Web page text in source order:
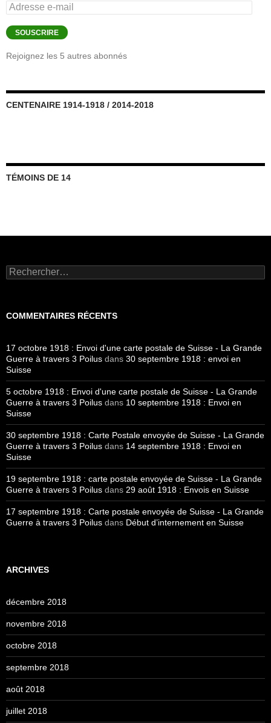
Adresse
e-
mail
SOUSCRIRE
Rejoignez les 5 autres abonnés
CENTENAIRE 1914-1918 / 2014-2018
TÉMOINS DE 14
Rechercher :
COMMENTAIRES RÉCENTS
17 octobre 1918 : Envoi d'une carte postale de Suisse - La Grande
Guerre à travers 3 Poilus dans 30 septembre 1918 : envoi en
Suisse
5 octobre 1918 : Envoi d'une carte postale de Suisse - La Grande
Guerre à travers 3 Poilus dans 10 septembre 1918 : Envoi en
Suisse
30 septembre 1918 : Carte Postale envoyée de Suisse - La Grande
Guerre à travers 3 Poilus dans 14 septembre 1918 : Envoi en
Suisse
19 septembre 1918 : carte postale envoyée de Suisse - La Grande
Guerre à travers 3 Poilus dans 29 août 1918 : Envois en Suisse
17 septembre 1918 : Carte postale envoyée de Suisse - La Grande
Guerre à travers 3 Poilus dans Début d’internement en Suisse
ARCHIVES
décembre 2018
novembre 2018
octobre 2018
septembre 2018
août 2018
juillet 2018